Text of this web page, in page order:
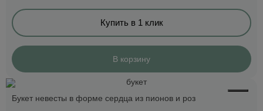
Купить в 1 клик
В корзину
Букет невесты в форме сердца из пионов и роз